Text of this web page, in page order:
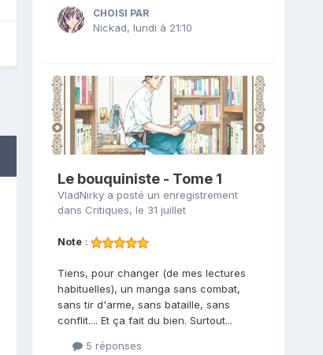
CHOISI PAR
Nickad, lundi à 21:10
Le bouquiniste - Tome 1
VladNirkya posté un enregistrement
dans Critiques, le 31 juillet
Note:
Tiens, pour changer (de mes lectures
habituelles), un manga sans combat,
sans tir d'arme, sans bataille, sans
conflit.... Et ça fait du bien. Surtout...
5 réponses